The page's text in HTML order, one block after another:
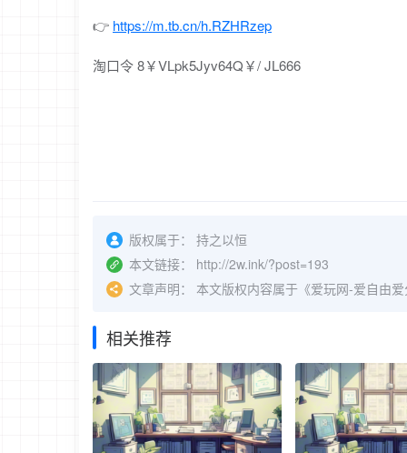
👉 https://m.tb.cn/h.RZHRzep
淘口令 8￥VLpk5Jyv64Q￥/ JL666
版权属于：
持之以恒
本文链接：
http://2w.ink/?post=193
文章声明：
本文版权内容属于《爱玩网-爱自由
相关推荐